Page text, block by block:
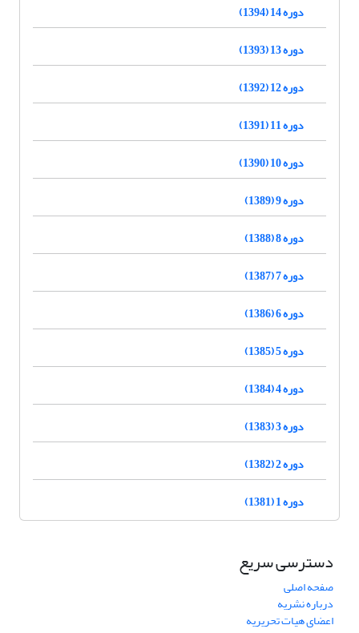
دوره 14 (1394)
دوره 13 (1393)
دوره 12 (1392)
دوره 11 (1391)
دوره 10 (1390)
دوره 9 (1389)
دوره 8 (1388)
دوره 7 (1387)
دوره 6 (1386)
دوره 5 (1385)
دوره 4 (1384)
دوره 3 (1383)
دوره 2 (1382)
دوره 1 (1381)
دسترسی سریع
صفحه اصلی
درباره نشریه
اعضای هیات تحریریه